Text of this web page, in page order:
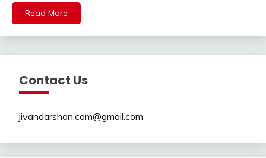
Read More
Contact Us
jivandarshan.com@gmail.com